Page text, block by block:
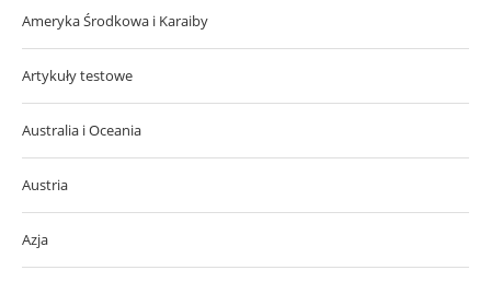
Ameryka Środkowa i Karaiby
Artykuły testowe
Australia i Oceania
Austria
Azja